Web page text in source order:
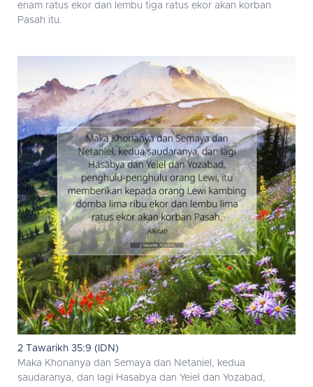
enam ratus ekor dan lembu tiga ratus ekor akan korban
Pasah itu.
2 Tawarikh 35:9 (IDN)
Maka Khonanya dan Semaya dan Netaniel, kedua
saudaranya, dan lagi Hasabya dan Yeiel dan Yozabad,